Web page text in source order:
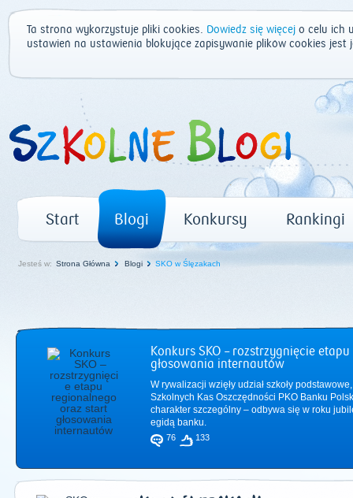
Ta strona wykorzystuje pliki cookies. Dowiedz się więcej o celu ich
ustawień na ustawienia blokujące zapisywanie plików cookies
Start Blogi Konkursy Rankingi
Jesteś w: Strona Główna Blogi SKO w Ślęzakach
Konkurs SKO – rozstrzygnięcie
głosowania internautów
W rywalizacji wzięły udział szkoły
Szkolnych Kas Oszczędności PKO Banku
charakter szczególny – odbywa się w roku
egidą banku.
76 133